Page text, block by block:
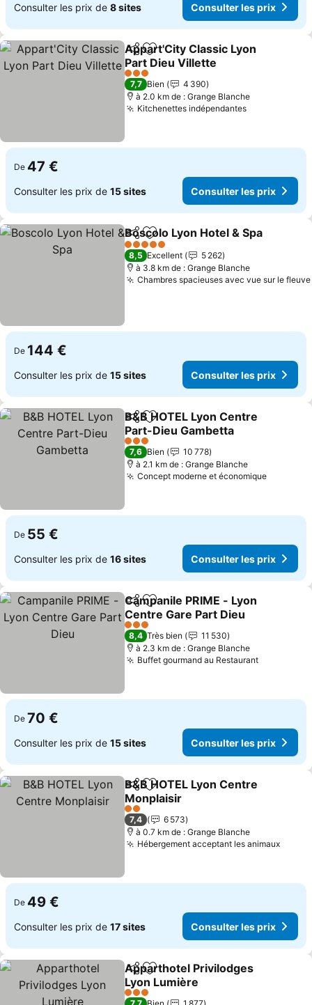
Consulter les prix de 8 sites Consulter les prix
PartagerAjouter à mes favoris
Appart'City Classic Lyon
Part Dieu Villette
Consulter les prix
3 Étoiles
7,7 Bien
4 390
à 2.0 km de : Grange Blanche
Kitchenettes indépendantesConsulter
De 47 €
Consulter les prix de 15 sites Consulter les prix
PartagerAjouter à mes favoris
Boscolo Lyon Hotel & Spa
5 Étoiles
8,5 Excellent
5 262
à 3.8 km de : Grange Blanche
Chambres spacieuses avec vue sur le fleuve
De 144 €
Consulter les prix de 15 sites Consulter les prix
PartagerAjouter à mes favoris
B&B HOTEL Lyon Centre
Part-Dieu Gambetta
Consulter les prix
3 Étoiles
7,6 Bien
10 778
à 2.1 km de : Grange Blanche
Concept moderne et économique
De 55 €
Consulter les prix de 16 sites Consulter les prix
PartagerAjouter à mes favoris
Campanile PRIME - Lyon
Centre Gare Part Dieu
Consulter les prix
3 Étoiles
8,4 Très bien
11 530
à 2.3 km de : Grange Blanche
Buffet gourmand au Restaurant
De 70 €
Consulter les prix de 15 sites Consulter les prix
PartagerAjouter à mes favoris
B&B HOTEL Lyon Centre
Monplaisir
Consulter les prix
2 Étoiles
7,4
6 573
à 0.7 km de : Grange Blanche
Hébergement acceptant les animaux
De 49 €
Consulter les prix de 17 sites Consulter les prix
PartagerAjouter à mes favoris
Apparthotel Privilodges
Lyon Lumière
Consulter les prix
3 Étoiles